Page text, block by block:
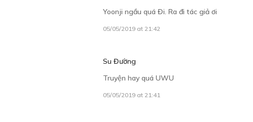
Yoonji ngầu quá Đi. Ra đi tác giả ơi
05/05/2019 at 21:42
Su Đường
Truyện hay quá UWU
05/05/2019 at 21:41